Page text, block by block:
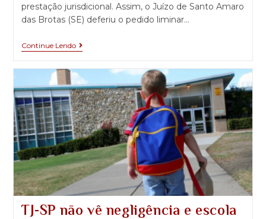
prestação jurisdicional. Assim, o Juízo de Santo Amaro
das Brotas (SE) deferiu o pedido liminar…
Continue Lendo
TJ-SP não vê negligência e escola